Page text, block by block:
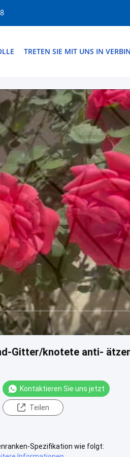
TRETEN SIE MIT UNS IN
Gitter/knotete anti-
Kontaktieren Sie uns jetzt
Teilen
Spezifikation wie folgt: